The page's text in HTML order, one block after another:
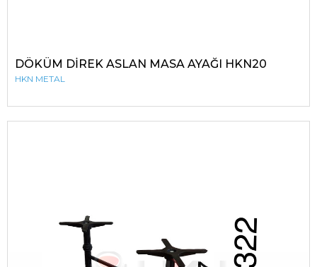
DÖKÜM DİREK ASLAN MASA AYAĞI HKN20
HKN METAL